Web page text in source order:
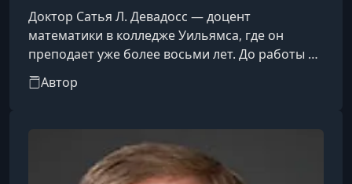
Доктор Сатья Л. Девадосс — доцент
математики в колледже Уильямса, где он
преподает уже более восьми лет. До работы в
этом колледже он был ассистентом
профессора в Университете штата Огайо.
степень по математике в Университете
Джонса Хопкинса.Его вклад в науку и
преподавание неоднократно отмечался
Автор